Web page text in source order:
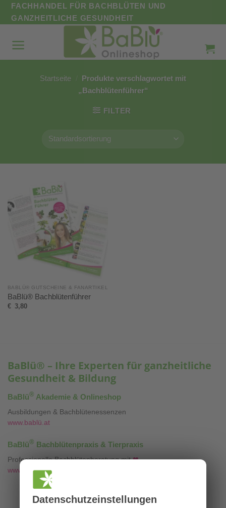
Datenschutz­einstellungen
Zum
Inhalt
FACHHANDEL FÜR BACHBLÜTEN UND
GANZHEITLICHE GESUNDHEIT
Startseite
Produkte verschlagwortet mit
„Bachblütenführer“
FILTER
BABLÜ® GUTSCHEINE & FANARTIKEL
BaBlü® Bachblütenführer
€ 3,80
BaBlü® – Ihre Experten für ganzheitliche
Gesundheit & Bildung
BaBlü® Akademie & Onlineshop
Ausbildungen & Bachblütenessenzen
www.bablü.at
BaBlü® Bachblütenpraxis & Tierpraxis
Professionelle Bachblütenberatung mit❤
www.die-bachblütenpraxis.at